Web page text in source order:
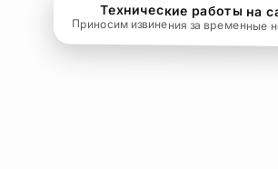
Технические работы на
Приносим извинения за временные